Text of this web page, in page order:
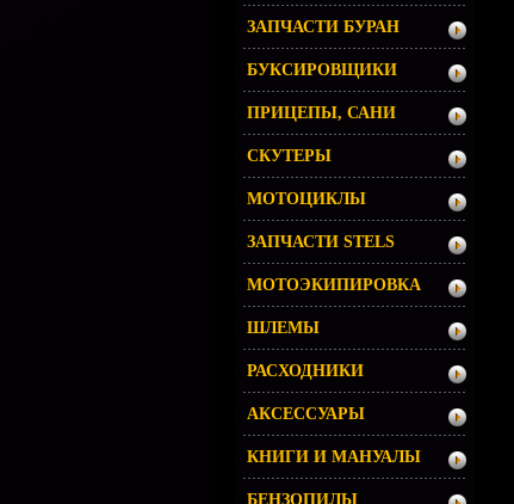
ЗАПЧАСТИ БУРАН
БУКСИРОВЩИКИ
ПРИЦЕПЫ, САНИ
СКУТЕРЫ
МОТОЦИКЛЫ
ЗАПЧАСТИ STELS
МОТОЭКИПИРОВКА
ШЛЕМЫ
РАСХОДНИКИ
АКСЕССУАРЫ
КНИГИ И МАНУАЛЫ
БЕНЗОПИЛЫ